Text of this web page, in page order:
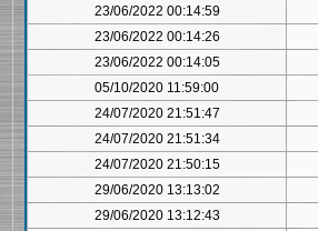
23/06/2022 00:14:59
23/06/2022 00:14:26
23/06/2022 00:14:05
05/10/2020 11:59:00
24/07/2020 21:51:47
24/07/2020 21:51:34
24/07/2020 21:50:15
29/06/2020 13:13:02
29/06/2020 13:12:43